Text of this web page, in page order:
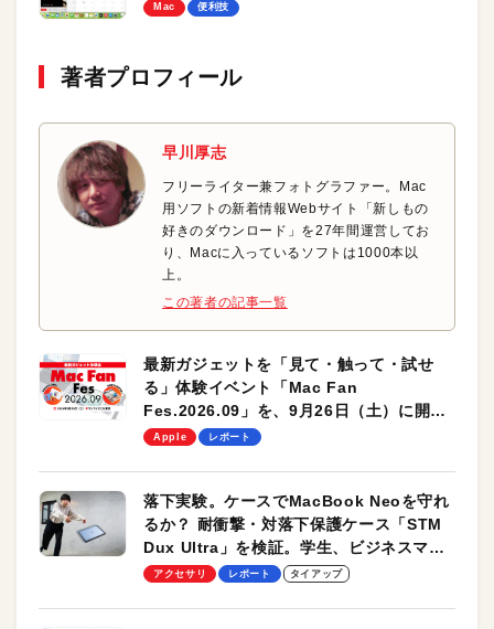
Mac 便利技
著者プロフィール
早川厚志
フリーライター兼フォトグラファー。Mac
用ソフトの新着情報Webサイト「新しもの
好きのダウンロード」を27年間運営してお
り、Macに入っているソフトは1000本以
上。
この著者の記事一覧
最新ガジェットを「見て・触って・試せ
る」体験イベント「Mac Fan
Fes.2026.09」を、9月26日（土）に開催
します！
Apple レポート
落下実験。ケースでMacBook Neoを守れ
るか？ 耐衝撃・対落下保護ケース「STM
Dux Ultra」を検証。学生、ビジネスマン
のモバイルユースに最適！
アクセサリ レポート タイアップ